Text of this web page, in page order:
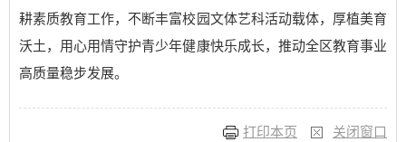
耕素质教育工作，不断丰富校园文体艺科活动载体，厚植美育
沃土，用心用情守护青少年健康快乐成长，推动全区教育事业
高质量稳步发展。
打印本页 关闭窗口